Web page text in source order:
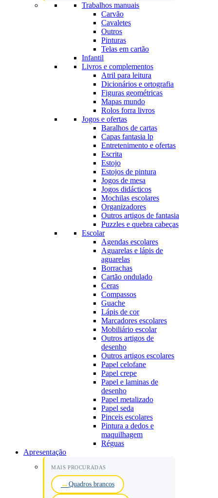
Trabalhos manuais
Carvão
Cavaletes
Outros
Pinturas
Telas em cartão
Infantil
Livros e complementos
Atril para leitura
Dicionários e ortografia
Figuras geométricas
Mapas mundo
Rolos forra livros
Jogos e ofertas
Baralhos de cartas
Capas fantasia lp
Entretenimento e ofertas
Escrita
Estojo
Estojos de pintura
Jogos de mesa
Jogos didácticos
Mochilas escolares
Organizadores
Outros artigos de fantasia
Puzzles e quebra cabeças
Escolar
Agendas escolares
Aguarelas e lápis de
aguarelas
Borrachas
Cartão ondulado
Ceras
Compassos
Guache
Lápis de cor
Marcadores escolares
Mobiliário escolar
Outros artigos de
desenho
Outros artigos escolares
Papel celofane
Papel crepe
Papel e laminas de
desenho
Papel metalizado
Papel seda
Pinceis escolares
Pintura a dedos e
maquilhagem
Réguas
Apresentação
MAIS PROCURADAS
Quadros brancos